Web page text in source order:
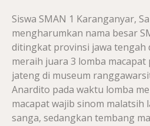
Siswa SMAN 1 Karanganyar,
mengharumkan nama besar
ditingkat provinsi jawa tengah
meraih juara 3 lomba
jateng di museum
Anardito pada waktu lomba
macapat wajib sinom malatsih
sanga, sedangkan tembang